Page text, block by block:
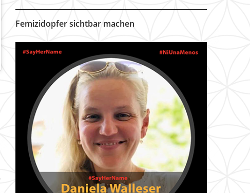
Femizidopfer sichtbar machen